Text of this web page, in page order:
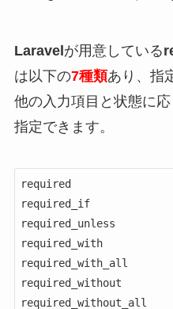
Laravel が用意している
は以下の7種類あり、指
他の入力項目と状態に応
指定できます。
required
required_if
required_unless
required_with
required_with_all
required_without
required_without_all